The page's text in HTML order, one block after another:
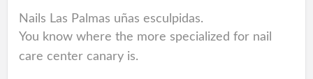
Nails Las Palmas uñas esculpidas.
You know where the more specialized for nail
care center canary is.